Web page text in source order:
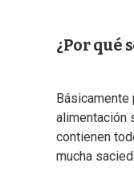
¿Por qué
alimentación
contienen
mucha